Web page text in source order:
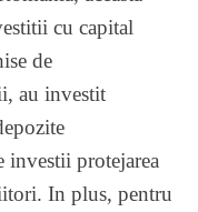
cu capital
de
au investit
investii protejarea
In plus, pentru